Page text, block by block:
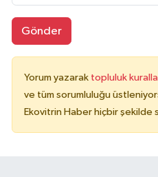
Gönder
Yorum yazarak topluluk
ve tüm sorumluluğu
Ekovitrin Haber hiçbir şekilde